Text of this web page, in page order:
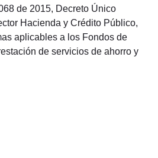
de 2015, Decreto Único
Hacienda y Crédito Público,
aplicables a los Fondos de
de servicios de ahorro y